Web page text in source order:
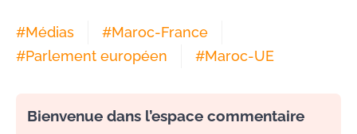
#Médias #Maroc-France
#Parlement européen #Maroc-UE
Bienvenue dans l’espace commentaire